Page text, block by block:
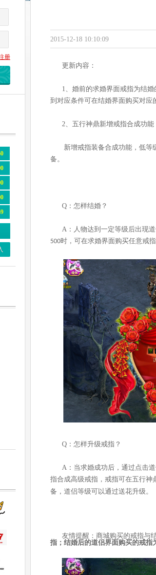
册
2015-12-18 10:10:09
更新内容：
1、 婚前的求婚界面戒指为结
到对应条件可在结婚界面购买对应
2、 五行神鼎新增戒指合成功能
新增戒指装备合成功能，低
备。
Q ：怎样结婚？
A ：人物达到一定等级后出现
500时，可在求婚界面购买任意戒
Q ：怎样升级戒指？
A ：当求婚成功后，通过点击
指合成高级戒指，戒指可在五行神
备，道侣等级可以通过送花升级。
友情提醒：商城购买的戒指与
指；结婚后的道侣界面购买的戒指